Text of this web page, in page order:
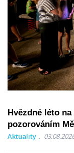
Hvězdné léto
pozorováním
Aktuality